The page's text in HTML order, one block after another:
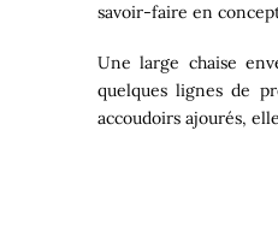
savoir-faire en
Une large chaise
quelques lignes de
accoudoirs ajourés,